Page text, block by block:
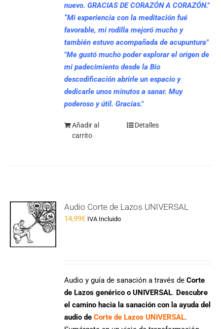
nuevo. GRACIAS DE CORAZÓN A CORAZÓN."
“Mi experiencia con la meditación fué
favorable, mi rodilla mejoró mucho y
también estuvo acompañada de acupuntura"
"Me gustó mucho poder explorar el origen de
mi padecimiento desde la Bio
descodificación abrirle un espacio y
dedicarle unos minutos a sanar. Muy
poderoso y útil. Gracias."
Añadir al
carrito
Detalles
Audio Corte de Lazos UNIVERSAL
14,99€ IVA Incluido
Audio y guía de sanación a través deCorte
de Lazos genérico o UNIVERSAL. Descubre
el camino hacia la sanación con la ayuda del
audio deCorte de Lazos UNIVERSAL.